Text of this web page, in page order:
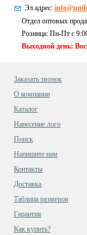
Эл.адрес:
Отдел оптовых
Розница: Пн-Пт с
Выходной день:
Заказать звонок
О компании
Каталог
Нанесение лого
Поиск
Напишите нам
Контакты
Доставка
Таблица размеров
Гарантия
Как купить?